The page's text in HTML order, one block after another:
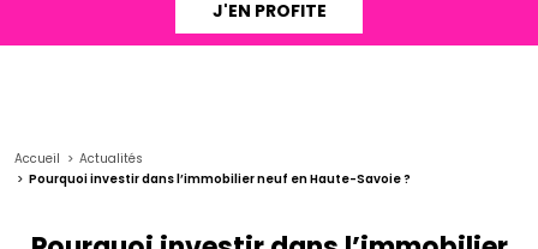
J'EN PROFITE
Accueil
Actualités
Pourquoi investir dans l’immobilier neuf en Haute-Savoie ?